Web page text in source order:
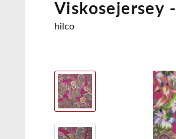
Viskosejersey
hilco